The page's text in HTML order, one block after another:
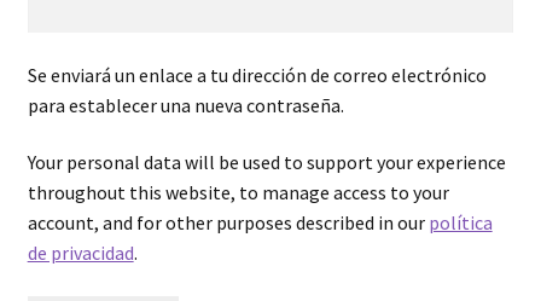
:Se enviará un enlace a tu dirección de correo electrónico
para establecer una nueva contraseña.
Your personal data will be used to support your experience
throughout this website, to manage access to your
account, and for other purposes described in our política
de privacidad.